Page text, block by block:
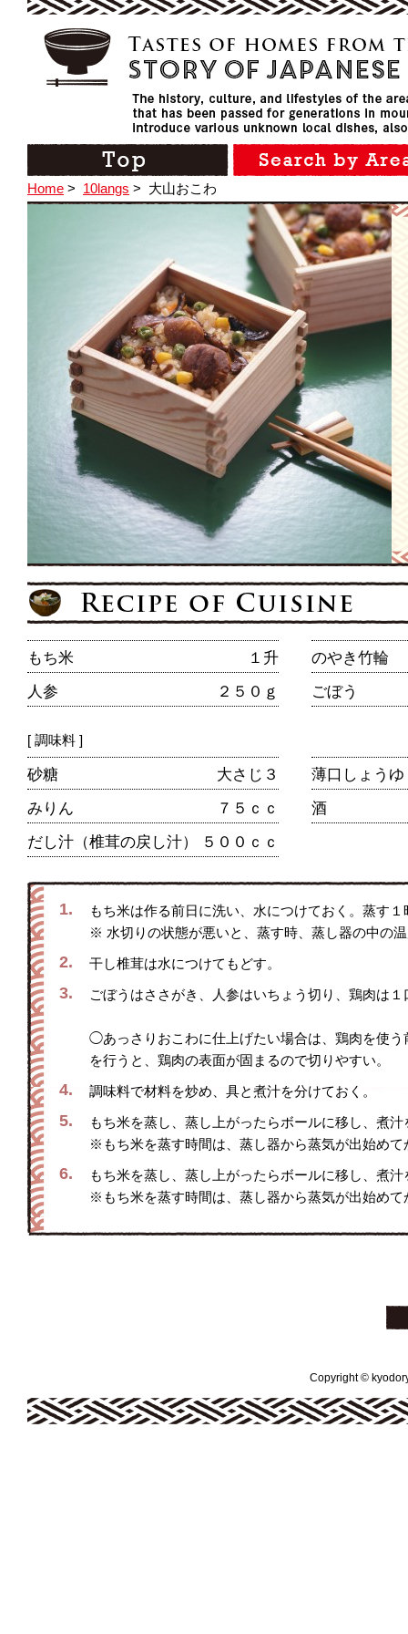
Home > 10langs > 大山おこわ
もち米 １升
のやき竹輪
人参
２５０ｇ ごぼう
[ 調味料 ]
砂糖 大さじ３
薄口しょう
みりん
７５ｃｃ
酒
だし汁（椎茸の戻し汁）
５００ｃｃ
1.
もち米は作る前日に洗い、水につけておく。蒸す
※ 水切りの状態が悪いと、蒸す時、蒸し器の中の
2. 干し椎茸は水につけてもどす。
3. ごぼうはささがき、人参はいちょう切り、鶏肉は
◯あっさりおこわに仕上げたい場合は、鶏肉を使
を行うと、鶏肉の表面が固まるので切りやすい。
4. 調味料で材料を炒め、具と煮汁を分けておく。
5.
もち米を蒸し、蒸し上がったらボールに移し、煮
※もち米を蒸す時間は、蒸し器から蒸気が出始めて
6.
もち米を蒸し、蒸し上がったらボールに移し、煮
※もち米を蒸す時間は、蒸し器から蒸気が出始めて
Copyright ©